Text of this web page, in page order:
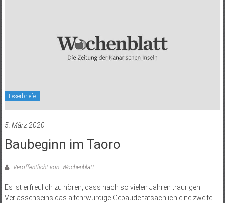
Leserbriefe
5. März 2020
Baubeginn im Taoro
Veröffentlicht von: Wochenblatt
Es ist erfreulich zu hören, dass nach so vielen Jahren traurigen
Verlassenseins das altehrwürdige Gebäude tatsächlich eine zweite